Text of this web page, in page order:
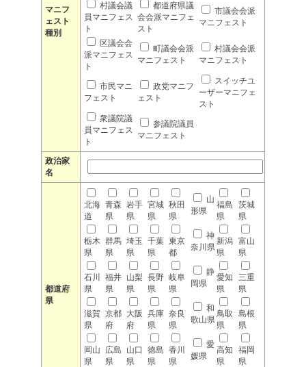
マニフ
ェスト
種別
村議会議
員マニフェス
ト
都道府県議
会会派マニフェ
スト
市議会会派
マニフェスト
区議会会
派マニフェス
ト
町議会会派
マニフェスト
村議会会派
マニフェスト
市民マニ
フェスト
政党マニフ
ェスト
スイッチユ
ーザーマニフェ
スト
衆議院議
員マニフェス
ト
参議院議員
マニフェスト
政治家
名
都道府
県
北海
道
青森
県
岩手
県
宮城
県
秋田
県
山
形県
福島
県
茨城
県
栃木
県
群馬
県
埼玉
県
千葉
県
東京
都
神
奈川県
新潟
県
富山
県
石川
県
福井
県
山梨
県
長野
県
岐阜
県
静
岡県
愛知
県
三重
県
滋賀
県
京都
府
大阪
府
兵庫
県
奈良
県
和
歌山県
鳥取
県
島根
県
岡山
県
広島
県
山口
県
徳島
県
香川
県
愛
媛県
高知
県
福岡
県